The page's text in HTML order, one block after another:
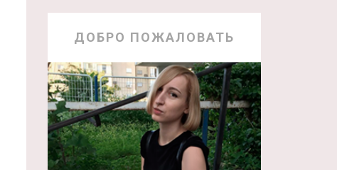
ДОБРО ПОЖАЛОВАТЬ